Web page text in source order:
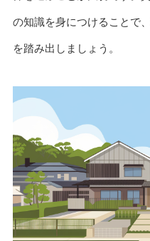
の知識を身につけることで
を踏み出しましょう。